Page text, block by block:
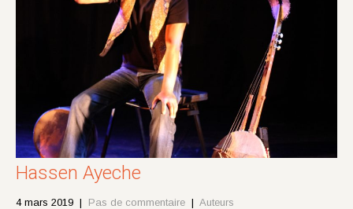
Hassen Ayeche
4 mars 2019 | Pas de commentaire | Auteurs